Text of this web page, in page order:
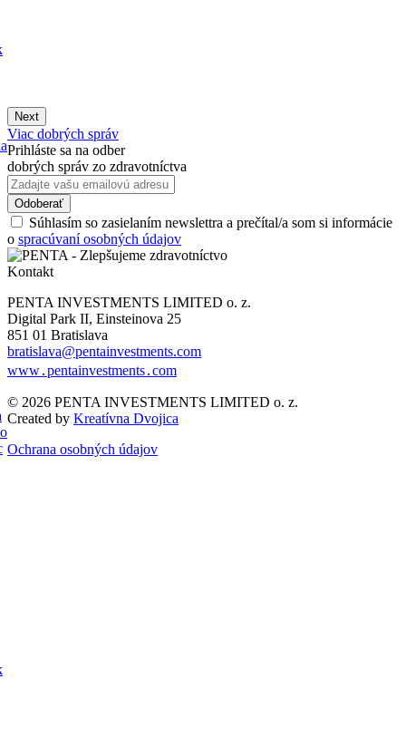
Next
Viac dobrých správ
Prihláste sa na odber
dobrých správ zo zdravotníctva
Súhlasím so zasielaním newslettra a prečítal/a som si informácie
o spracúvaní osobných údajov
Kontakt
PENTA INVESTMENTS LIMITED o. z.
Digital Park II, Einsteinova 25
851 01 Bratislava
bratislava@pentainvestments.com
www․pentainvestments․com
© 2026 PENTA INVESTMENTS LIMITED o. z.
Created by Kreatívna Dvojica
Ochrana osobných údajov